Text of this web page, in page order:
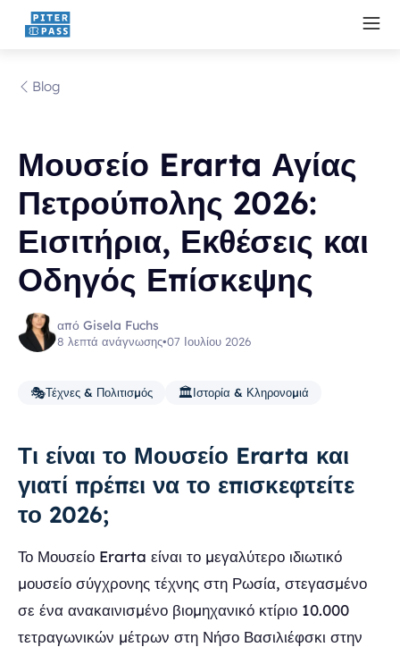
Blog
Μουσείο Erarta Αγίας
Πετρούπολης 2026:
Εισιτήρια, Εκθέσεις και
Οδηγός Επίσκεψης
από Gisela Fuchs
8 λεπτά ανάγνωσης•07 Ιουλίου 2026
🎭Τέχνες & Πολιτισμός 🏛️Ιστορία & Κληρονομιά
Τι είναι το Μουσείο Erarta και
γιατί πρέπει να το επισκεφτείτε
το 2026;
Το Μουσείο Erarta είναι το μεγαλύτερο ιδιωτικό
μουσείο σύγχρονης τέχνης στη Ρωσία, στεγασμένο
σε ένα ανακαινισμένο βιομηχανικό κτίριο 10.000
τετραγωνικών μέτρων στη Νήσο Βασιλιέφσκι στην